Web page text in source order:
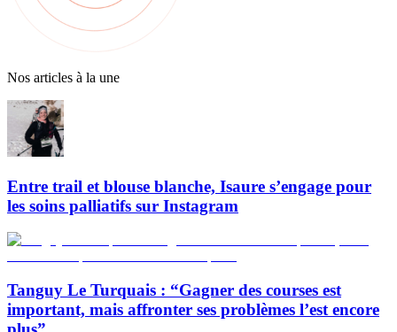
Nos articles à la une
Entre trail et blouse blanche, Isaure s’engage pour
les soins palliatifs sur Instagram
Tanguy Le Turquais : “Gagner des courses est
important, mais affronter ses problèmes l’est encore